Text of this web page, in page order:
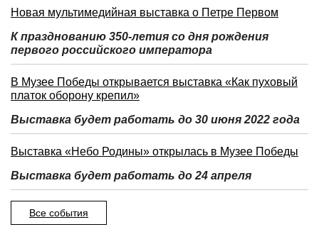
Новая мультимедийная выставка о Петре Первом
К празднованию 350-летия со дня рождения
первого российского императора
В Музее Победы открывается выставка «Как пуховый
платок оборону крепил»
Выставка будет работать до 30 июня 2022 года
Выставка «Небо Родины» открылась в Музее Победы
Выставка будет работать до 24 апреля
Все события